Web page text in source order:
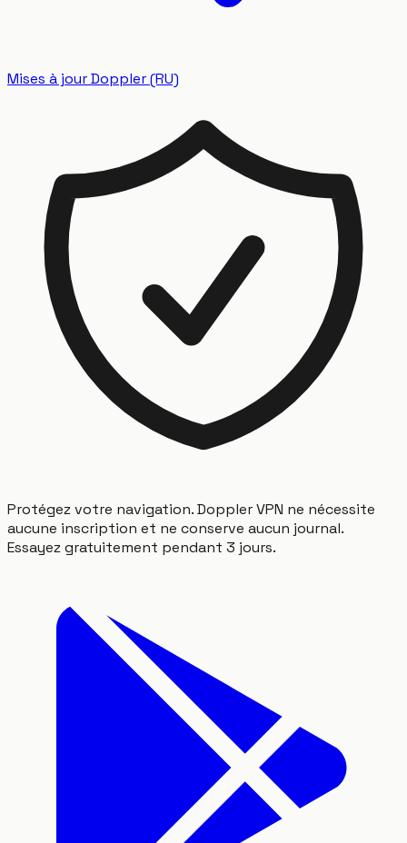
Mises à jour Doppler (RU)
Protégez votre navigation. Doppler VPN ne nécessite
aucune inscription et ne conserve aucun journal.
Essayez gratuitement pendant 3 jours.